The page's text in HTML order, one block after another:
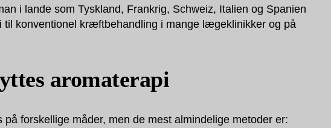
i lande som Tyskland, Frankrig, Schweiz, Italien og Spanien
til konventionel kræftbehandling i mange lægeklinikker og på
aromaterapi
på forskellige måder, men de mest almindelige metoder er: